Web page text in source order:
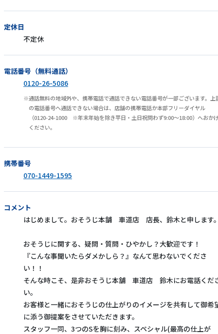
定休日
不定休
電話番号（無料通話）
0120-26-5086
通話無料の地域外や、携帯電話で通話できない電話番号が一部ございます。上
の電話番号へ通話できない場合は、店舗の携帯電話か本部フリーダイヤル
（0120-24-1000 ※年末年始を除き平日・土日祝問わず9:00～18:00）へおか
ください。
携帯番号
070-1449-1595
コメント
はじめまして。おそうじ本舗 車道店 店長、鈴木と申します
おそうじに関する、疑問・質問・ひやかし？大歓迎です！
『こんな事聞いたらダメかしら？』なんて思わないでくださ
い！！
そんな時こそ、是非おそうじ本舗 車道店 鈴木にお電話くだ
い。
お客様と一緒におそうじの仕上がりのイメージを共有して御希
に添う御提案をさせていただきます。
スタッフ一同、3つのSを胸に刻み、スペシャル(最高の仕上が